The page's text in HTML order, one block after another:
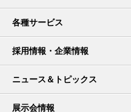
各種サービス
採用情報・企業情報
ニュース＆トピックス
展示会情報